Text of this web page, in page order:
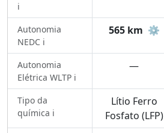
ℹ️
Autonomia
NEDC ℹ️
565 km ⚙️
Autonomia
Elétrica WLTP ℹ️
—
Tipo da
química ℹ️
Lítio Ferro
Fosfato (LFP)